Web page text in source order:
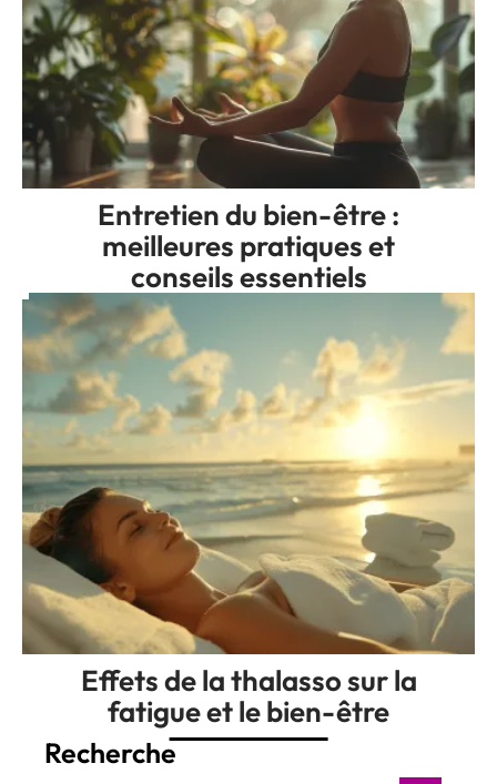
Entretien du bien-être :
meilleures pratiques et
conseils essentiels
Effets de la thalasso sur la
fatigue et le bien-être
Recherche